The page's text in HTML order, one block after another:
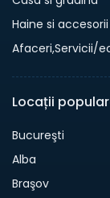
Haine si accesorii
Afaceri,Servicii/
Locații
Bucureşti
Alba
Braşov